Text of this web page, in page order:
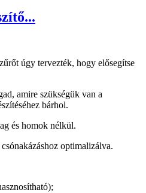
úgy tervezték, hogy elősegítse
amire szükségük van a
bárhol.
és homok nélkül.
optimalizálva.